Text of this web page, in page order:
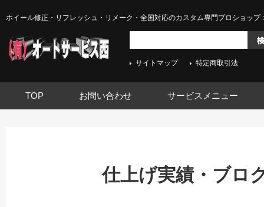
ホイール修正・リフレッシュ・リメーク・全国対応のカスタム専門プロショップ
サイトマップ 特定商取引法
TOP お問い合わせ サービスメニュー
仕上げ実績・ブロ